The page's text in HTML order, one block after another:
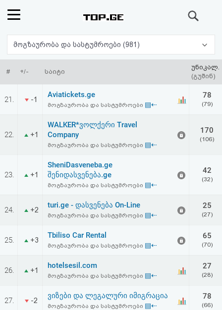
რეიტინგი
(მთავარი)
ფოსტა
პასუხი
რეგისტრაცია
პაროლის
კოდი
სალიცენზიო
მოგზაურობა და სასტუმროები (981)
# +/- საიტი
უნიკალ.
(გუშინ)
21. -1
Aviatickets.ge
მოგზაურობა და სასტუმროები ▤⇠
78
(79)
22. +1
WALKER*ვოლქერი Travel
Company
მოგზაურობა და სასტუმროები ▤⇠
170
(106)
23. +1
SheniDasveneba.ge
შენიდასვენება.ge
მოგზაურობა და სასტუმროები ▤⇠
42
(32)
24. +2
turi.ge - დასვენება On-Line
მოგზაურობა და სასტუმროები ▤⇠
25
(27)
25. +3
Tbiliso Car Rental
მოგზაურობა და სასტუმროები ▤⇠
65
(70)
26. +1
hotelsesil.com
მოგზაურობა და სასტუმროები ▤⇠
27
(28)
27. -2
ვიზები და ლეგალური იმიგრაცია
მოგზაურობა და სასტუმროები ▤⇠
78
(66)